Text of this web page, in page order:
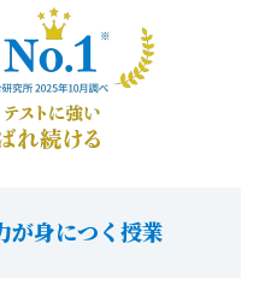
が身につく授業